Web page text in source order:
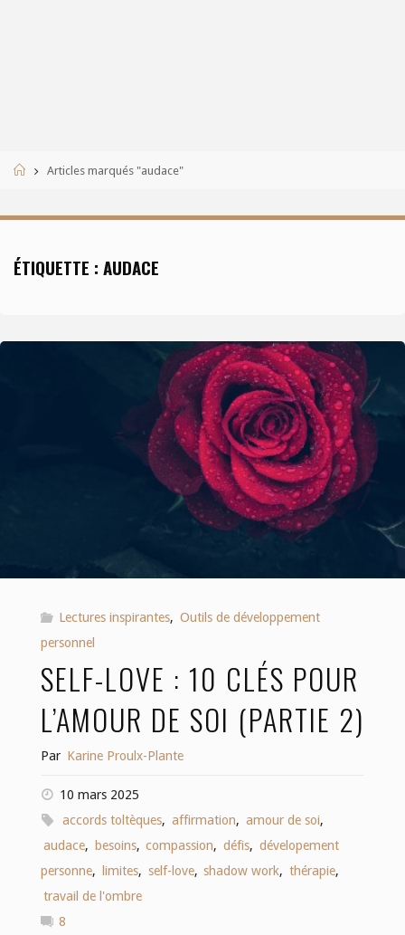
AccueilArticles marqués "audace"
ÉTIQUETTE : AUDACE
Lectures inspirantes, Outils de développement
personnel
SELF-LOVE : 10 CLÉS POUR
L’AMOUR DE SOI (PARTIE 2)
Par Karine Proulx-Plante
10 mars 2025
accords toltèques, affirmation, amour de soi,
audace, besoins, compassion, défis, dévelopement
personne, limites, self-love, shadow work, thérapie,
travail de l'ombre
8